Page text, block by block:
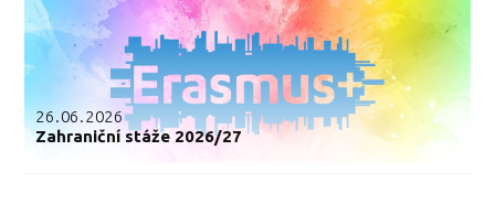
26.06.2026
Zahraniční stáže 2026/27